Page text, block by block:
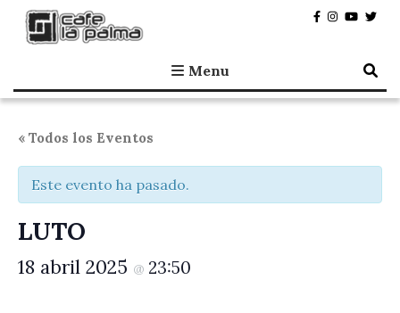
Café la Palma
Programando música en directo en Madrid, desde 1995.
Menu
« Todos los Eventos
Este evento ha pasado.
LUTO
18 abril 2025 @ 23:50